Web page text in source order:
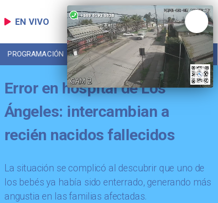
EN VIVO
PROGRAMACIÓN LOCAL DEPORTES
Error en hospital de Los
Ángeles: intercambian a
recién nacidos fallecidos
La situación se complicó al descubrir que uno de
los bebés ya había sido enterrado, generando más
angustia en las familias afectadas.